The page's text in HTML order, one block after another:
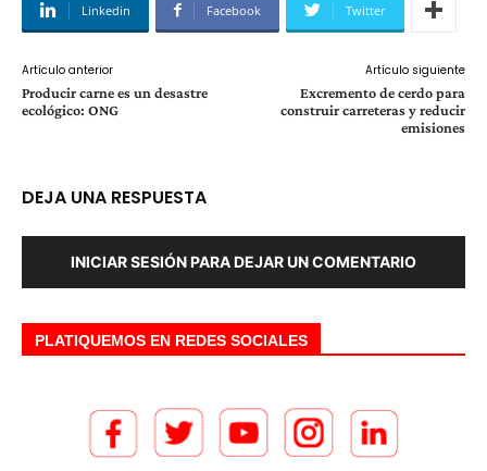
Linkedin Facebook Twitter
Artículo anterior
Producir carne es un desastre
ecológico: ONG
Artículo siguiente
Excremento de cerdo para
construir carreteras y reducir
emisiones
DEJA UNA RESPUESTA
INICIAR SESIÓN PARA DEJAR UN COMENTARIO
PLATIQUEMOS EN REDES SOCIALES